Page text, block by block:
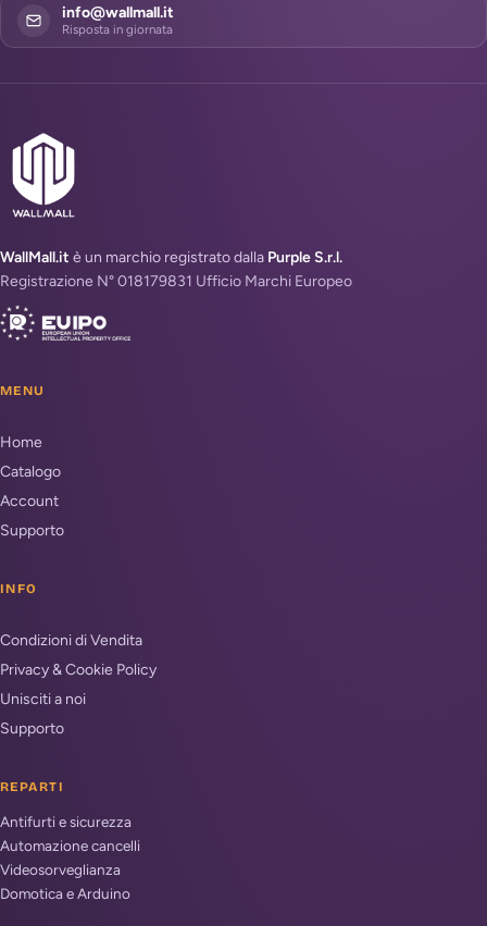
info@wallmall.it
Risposta in giornata
WallMall.it è un marchio registrato dalla Purple S.r.l.
Registrazione N° 018179831 Ufficio Marchi Europeo
MENU
Home
Catalogo
Account
Supporto
INFO
Condizioni di Vendita
Privacy & Cookie Policy
Unisciti a noi
Supporto
REPARTI
Antifurti e sicurezza
Automazione cancelli
Videosorveglianza
Domotica e Arduino